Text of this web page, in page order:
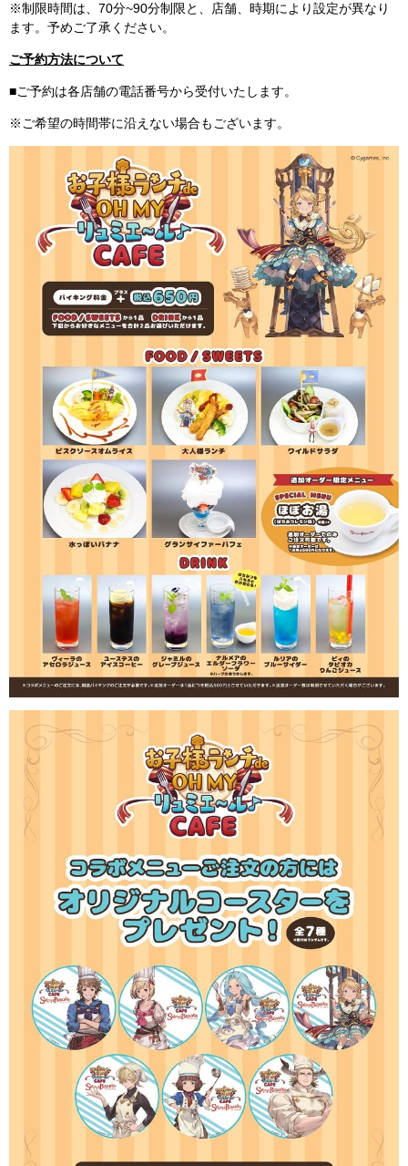
※制限時間は、70分~90分制限と、店舗、時期により設定が異なり
ます。予めご了承ください。
ご予約方法について
■ご予約は各店舗の電話番号から受付いたします。
※ご希望の時間帯に沿えない場合もございます。